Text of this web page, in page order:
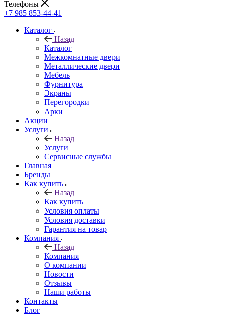
Телефоны
+7 985 853-44-41
Каталог
Назад
Каталог
Межкомнатные двери
Металлические двери
Мебель
Фурнитура
Экраны
Перегородки
Арки
Акции
Услуги
Назад
Услуги
Сервисные службы
Главная
Бренды
Как купить
Назад
Как купить
Условия оплаты
Условия доставки
Гарантия на товар
Компания
Назад
Компания
О компании
Новости
Отзывы
Наши работы
Контакты
Блог